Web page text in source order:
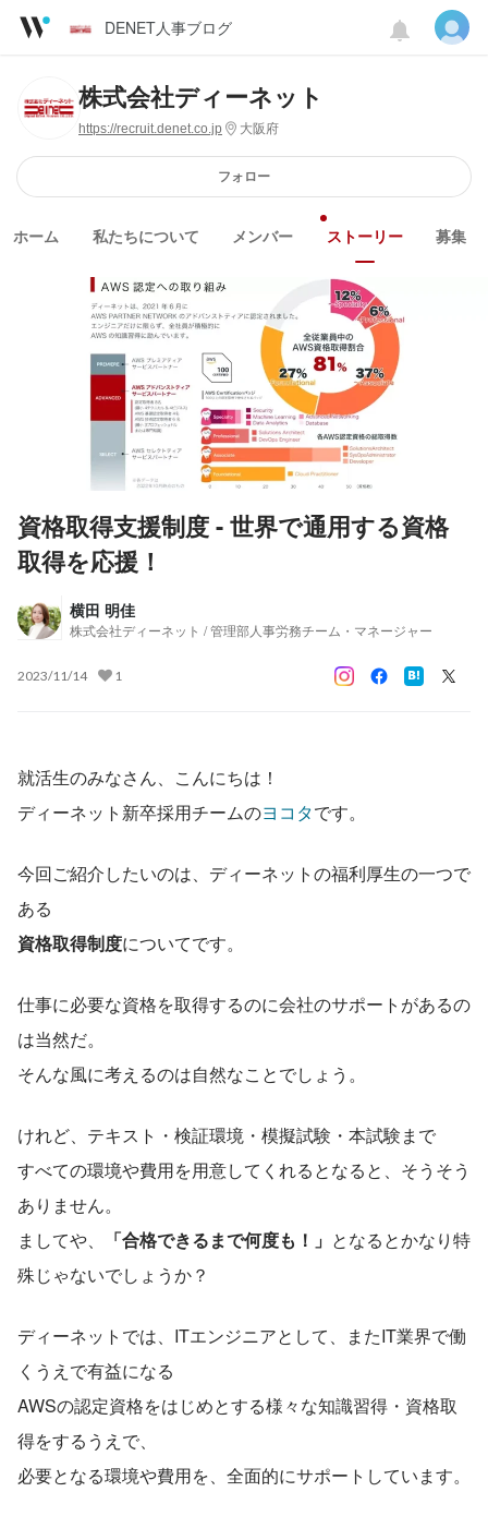
DENET人事ブログ
株式会社ディーネット
https://recruit.denet.co.jp 大阪府
フォロー
ホーム 私たちについて メンバー ストーリー 募集
資格取得支援制度 - 世界で通用する資格
取得を応援！
横田 明佳
株式会社ディーネット / 管理部人事労務チーム・マネージャー
2023/11/14 1
就活生のみなさん、こんにちは！
ディーネット新卒採用チームのヨコタです。
今回ご紹介したいのは、ディーネットの福利厚生の一つで
ある
資格取得制度についてです。
仕事に必要な資格を取得するのに会社のサポートがあるの
は当然だ。
そんな風に考えるのは自然なことでしょう。
けれど、テキスト・検証環境・模擬試験・本試験まで
すべての環境や費用を用意してくれるとなると、そうそう
ありません。
ましてや、
「合格できるまで何度も！」 となるとかなり特
殊じゃないでしょうか？
ディーネットでは、ITエンジニアとして、またIT業界で働
くうえで有益になる
AWSの認定資格をはじめとする様々な知識習得・資格取
得をするうえで、
必要となる環境や費用を、全面的にサポートしています。